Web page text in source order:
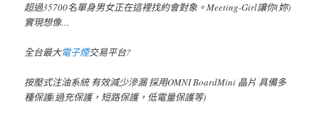
超過35700名單身男女正在這裡找約會對象。Meeting-Girl讓你(妳)
實現想像…
全台最大電子煙交易平台?
按壓式注油系統 有效減少滲漏 採用OMNI BoardMini 晶片 具備多
種保護(過充保護，短路保護，低電量保護等)